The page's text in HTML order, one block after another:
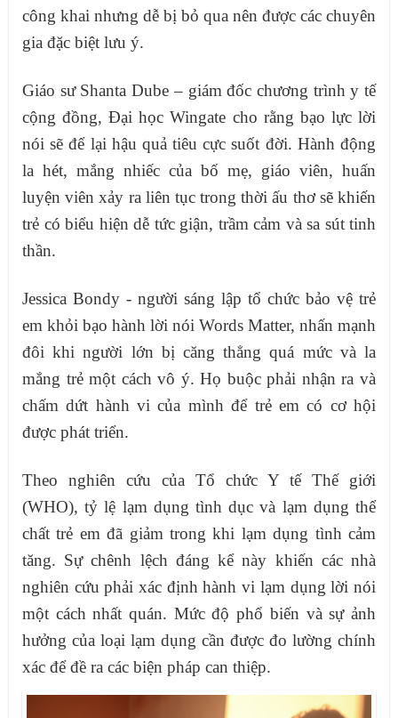
công khai nhưng dễ bị bỏ qua nên được các chuyên
gia đặc biệt lưu ý.
Giáo sư Shanta Dube – giám đốc chương trình y tế
cộng đồng, Đại học Wingate cho rằng bạo lực lời
nói sẽ để lại hậu quả tiêu cực suốt đời. Hành động
la hét, mắng nhiếc của bố mẹ, giáo viên, huấn
luyện viên xảy ra liên tục trong thời ấu thơ sẽ khiến
trẻ có biểu hiện dễ tức giận, trầm cảm và sa sút tinh
thần.
Jessica Bondy - người sáng lập tổ chức bảo vệ trẻ
em khỏi bạo hành lời nói Words Matter, nhấn mạnh
đôi khi người lớn bị căng thẳng quá mức và la
mắng trẻ một cách vô ý. Họ buộc phải nhận ra và
chấm dứt hành vi của mình để trẻ em có cơ hội
được phát triển.
Theo nghiên cứu của Tổ chức Y tế Thế giới
(WHO), tỷ lệ lạm dụng tình dục và lạm dụng thể
chất trẻ em đã giảm trong khi lạm dụng tình cảm
tăng. Sự chênh lệch đáng kể này khiến các nhà
nghiên cứu phải xác định hành vi lạm dụng lời nói
một cách nhất quán. Mức độ phổ biến và sự ảnh
hưởng của loại lạm dụng cần được đo lường chính
xác để đề ra các biện pháp can thiệp.